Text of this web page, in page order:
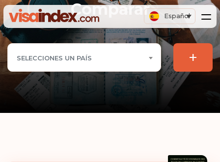
Español
Comparar
SELECCIONES UN PAÍS +